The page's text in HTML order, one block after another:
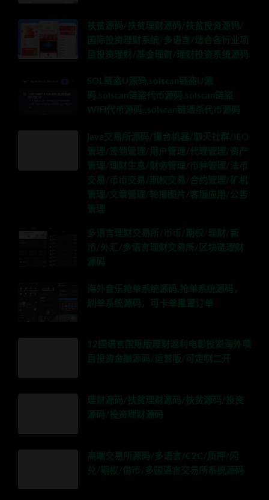
扶贫源码/扶贫理财源码/扶贫投资源码/
国际投资理财系统/多语言/适合各行业项
目投资理财/基金理财/理财投资系统源码
SOL链盗U源码,solscan链盗U源
码,solscan链盗代币源码,solscan链盗
WIFI代币源码,,solscan链通杀代币源码
java交易所源码/撮合机器/聊天社群/IEO
管理/签到管理/用户管理/代理管理/资产
管理/理财生息/财务管理/币种管理/法币
交易/币币交易/期权交易/合约管理/矿机
管理/文章管理/轮播图片/客服应用/公告
管理
多语言理财交易所/币币/期权/理财/新
币/外汇/多语言理财交易所/区块链理财
源码
海外音乐抢单系统源码,抢单系统源码，
刷单系统源码，可卡单重置订单
12国语言国际版理财返利电影投资海外项
目投资金融源码/运营版/可定制二开
理财源码/扶贫理财源码/扶贫源码/投资
源码/投资理财源码
高端交易所源码/多语言/C2C/质押/闪
兑/期权/借币/多国语言交易所系统源码